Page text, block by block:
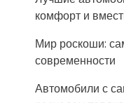
комфорт и
Мир роскоши:
современности
Автомобили с